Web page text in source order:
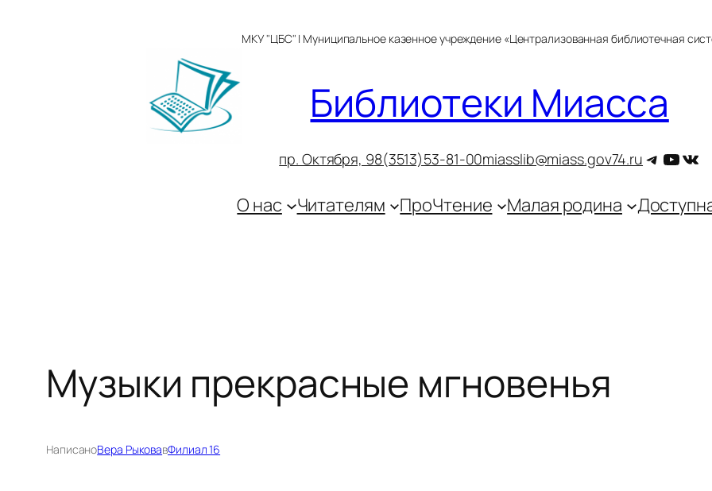
МКУ "ЦБС" | Муниципальное казенное учреждение «Централизованная библиотечная
Библиотеки Миасса
пр. Октября, 98(3513)53-81-00miasslib@miass.gov74.ru Telegram
О нас Читателям ПроЧтение Малая родина
Музыки прекрасные мгновенья
НаписаноВера РыковавФилиал 16